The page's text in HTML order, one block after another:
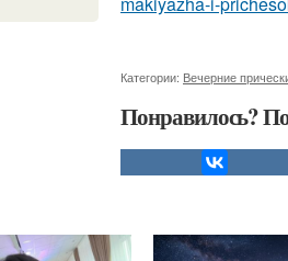
Категории: Вечерние
Понравилось?